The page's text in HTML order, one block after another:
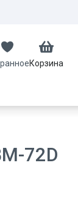
Корзина
72D